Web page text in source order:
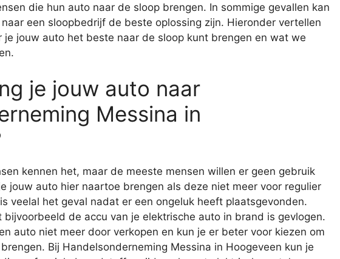
die hun auto naar de sloop brengen. In sommige gevallen kan
een sloopbedrijf de beste oplossing zijn. Hieronder vertellen
je jouw auto het beste naar de sloop kunt brengen en wat we
je jouw auto naar
Messina in
kennen het, maar de meeste mensen willen er geen gebruik
jouw auto hier naartoe brengen als deze niet meer voor regulier
veelal het geval nadat er een ongeluk heeft plaatsgevonden.
bijvoorbeeld de accu van je elektrische auto in brand is gevlogen.
auto niet meer door verkopen en kun je er beter voor kiezen om
Bij Handelsonderneming Messina in Hoogeveen kun je